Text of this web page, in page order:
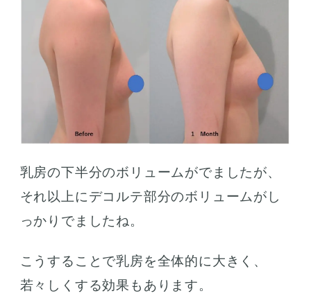
乳房の下半分のボリュームがでましたが、
それ以上にデコルテ部分のボリュームがし
っかりでましたね。
こうすることで乳房を全体的に大きく、
若々しくする効果もあります。